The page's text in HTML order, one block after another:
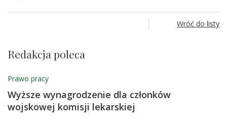
Wróć do listy
Redakcja poleca
Prawo pracy
Wyższe wynagrodzenie dla członków
wojskowej komisji lekarskiej